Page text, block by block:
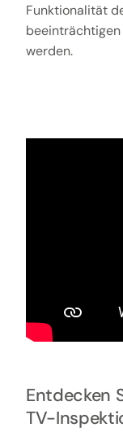
Funktionalität
werden.
Entdecken
TV-